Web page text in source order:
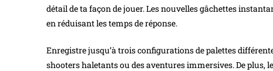
détail de ta façon de jouer. Les nouvelles gâchettes
en réduisant les temps de réponse.
Enregistre jusqu’à trois configurations de palettes
shooters haletants ou des aventures immersives. De plus,